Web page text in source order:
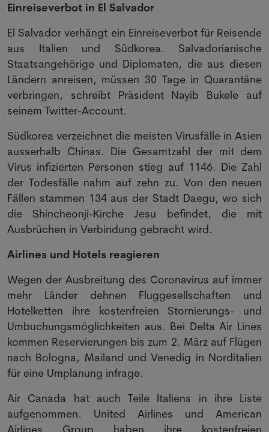
Einreiseverbot in El Salvador
El Salvador verhängt ein Einreiseverbot für Reisende
aus Italien und Südkorea. Salvadorianische
Staatsangehörige und Diplomaten, die aus diesen
Ländern anreisen, müssen 30 Tage in Quarantäne
verbringen, schreibt Präsident Nayib Bukele auf
seinem Twitter-Account.
Südkorea verzeichnet die meisten Virusfälle in Asien
ausserhalb Chinas. Die Gesamtzahl der mit dem
Virus infizierten Personen stieg auf 1146. Die Zahl
der Todesfälle nahm auf zehn zu. Von den neuen
Fällen stammen 134 aus der Stadt Daegu, wo sich
die Shincheonji-Kirche Jesu befindet, die mit
Ausbrüchen in Verbindung gebracht wird.
Airlines und Hotels reagieren
Wegen der Ausbreitung des Coronavirus auf immer
mehr Länder dehnen Fluggesellschaften und
Hotelketten ihre kostenfreien Stornierungs- und
Umbuchungsmöglichkeiten aus. Bei Delta Air Lines
kommen Reservierungen bis zum 2. März auf Flügen
nach Bologna, Mailand und Venedig in Norditalien
für eine Umplanung infrage.
Air Canada hat auch Teile Italiens in ihre Liste
aufgenommen. United Airlines und American
Airlines Group haben ihre kostenfreien